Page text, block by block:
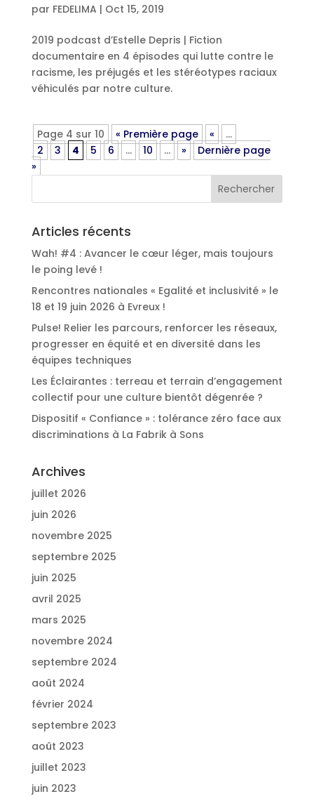
par FEDELIMA | Oct 15, 2019
2019 podcast d’Estelle Depris | Fiction
documentaire en 4 épisodes qui lutte contre le
racisme, les préjugés et les stéréotypes raciaux
véhiculés par notre culture.
Page 4 sur 10 « Première page «
…
2
3 4 5 6 … 10 … »
Dernière page
»
Articles récents
Wah! #4 : Avancer le cœur léger, mais toujours
le poing levé !
Rencontres nationales « Egalité et inclusivité » le
18 et 19 juin 2026 à Evreux !
Pulse! Relier les parcours, renforcer les réseaux,
progresser en équité et en diversité dans les
équipes techniques
Les Éclairantes : terreau et terrain d’engagement
collectif pour une culture bientôt dégenrée ?
Dispositif « Confiance » : tolérance zéro face aux
discriminations à La Fabrik à Sons
Archives
juillet 2026
juin 2026
novembre 2025
septembre 2025
juin 2025
avril 2025
mars 2025
novembre 2024
septembre 2024
août 2024
février 2024
septembre 2023
août 2023
juillet 2023
juin 2023